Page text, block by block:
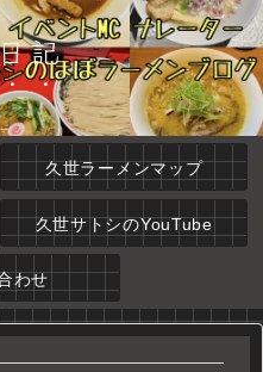
記
久世ラーメンマップ
久世サトシのYouTube
わせ